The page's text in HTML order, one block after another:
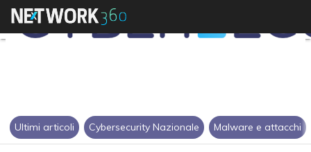
Ultimi articoli Cybersecurity Nazionale Malware e attacchi